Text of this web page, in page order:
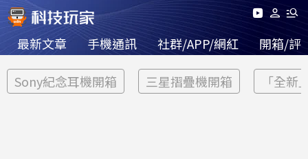
最新文章 手機通訊 社群/APP/網紅 開箱/評
Sony紀念耳機開箱 三星摺疊機開箱 「全新